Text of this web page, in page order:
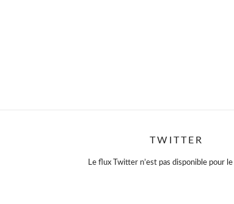
TWITTER
Le flux Twitter n’est pas disponible pour